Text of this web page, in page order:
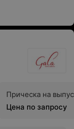
Прическа на
Цена по запросу